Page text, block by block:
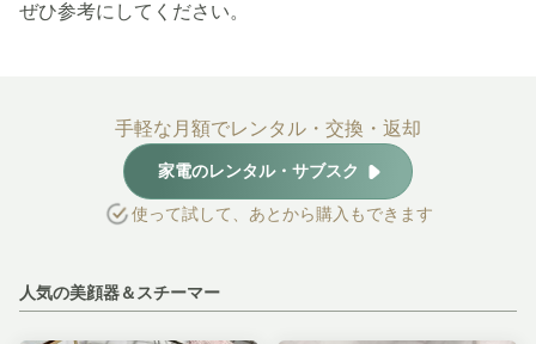
ぜひ参考にしてください。
手軽な月額でレンタル・交換・返却
家電のレンタル・サブスク
使って試して、あとから購入もできます
人気の美顔器＆スチーマー